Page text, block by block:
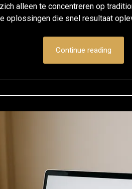
alleen te concentreren op
oplossingen die snel resultaat
Continue reading